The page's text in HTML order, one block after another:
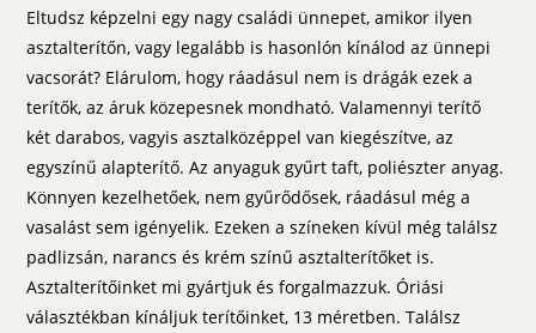
Eltudsz képzelni egy nagy családi ünnepet, amikor ilyen
asztalterítőn, vagy legalább is hasonlón kínálod az ünnepi
vacsorát? Elárulom, hogy ráadásul nem is drágák ezek a
terítők, az áruk közepesnek mondható. Valamennyi terítő
két darabos, vagyis asztalközéppel van kiegészítve, az
egyszínű alapterítő. Az anyaguk gyűrt taft, poliészter anyag.
Könnyen kezelhetőek, nem gyűrődősek, ráadásul még a
vasalást sem igényelik. Ezeken a színeken kívül még találsz
padlizsán, narancs és krém színű asztalterítőket is.
Asztalterítőinket mi gyártjuk és forgalmazzuk. Óriási
választékban kínáljuk terítőinket, 13 méretben. Találsz